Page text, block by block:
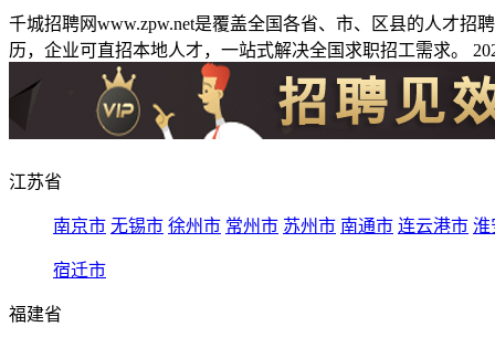
千城招聘网www.zpw.net是覆盖全国各省、市、区县的人才
历，企业可直招本地人才，一站式解决全国求职招工需求。
江苏省
南京市 无锡市 徐州市 常州市 苏州市 南通市 连云港市 淮
宿迁市
福建省